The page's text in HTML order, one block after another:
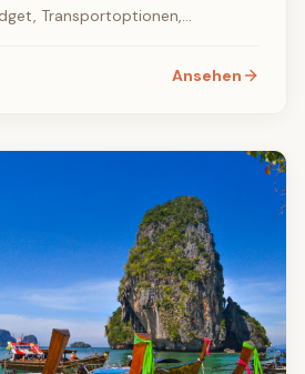
Transportoptionen,
Ansehen